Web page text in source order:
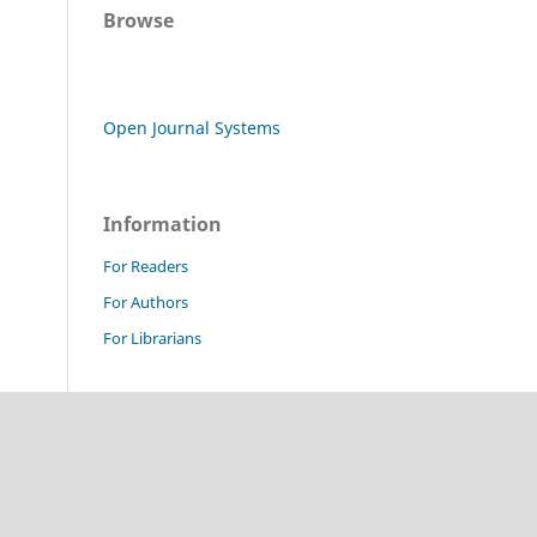
Browse
Open Journal Systems
Information
For Readers
For Authors
For Librarians